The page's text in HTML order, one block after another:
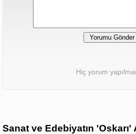
Hiç yorum
Sanat ve Edebiyatın 'Oskarı'